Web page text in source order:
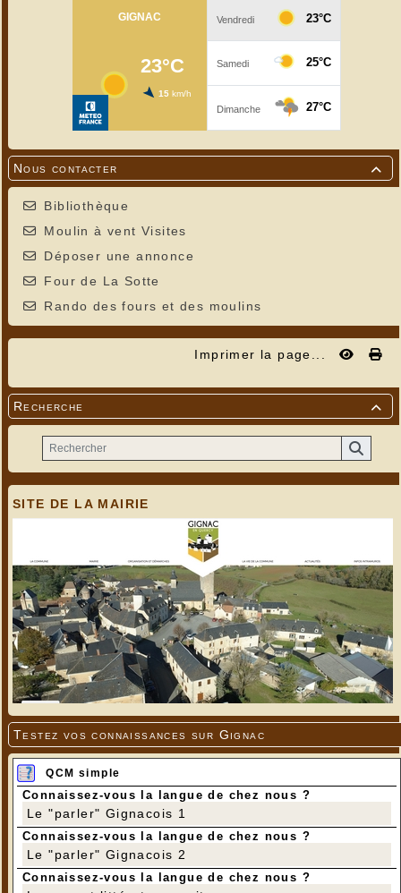

Nous contacter
Bibliothèque
Moulin à vent Visites
Déposer une annonce
Four de La Sotte
Rando des fours et des moulins
Imprimer la page...

Recherche
SITE DE LA MAIRIE
Testez vos connaissances sur Gignac
QCM simple
Connaissez-vous la langue de chez nous ?
Le "parler" Gignacois 1
Connaissez-vous la langue de chez nous ?
Le "parler" Gignacois 2
Connaissez-vous la langue de chez nous ?